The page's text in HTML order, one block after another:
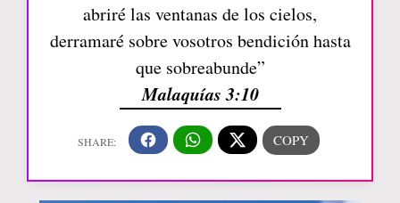
abriré las ventanas de los cielos,
derramaré sobre vosotros bendición hasta
que sobreabunde”
Malaquías 3:10